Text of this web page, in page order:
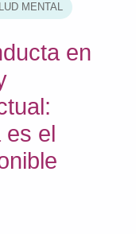
MENTAL
en
es el